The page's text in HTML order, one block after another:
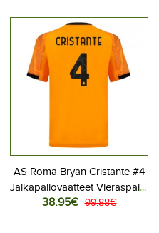
AS Roma Bryan Cristante #4
Jalkapallovaatteet Vieraspaita
2025-26 Lyhythihainen
38.95€ 99.88€